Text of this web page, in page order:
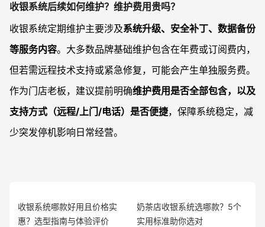
收银系统后续如何维护？维护费用贵吗？
收银系统定期维护主要涉及系统升级、安全补丁、数据备份
等服务内容。大多数品牌基础维护包含在年费或订阅费内，
但若需远程技术支持或紧急修复，可能会产生单独服务费。
作为门店老板，建议提前明确维护费用是否全部包含，以及
支持方式（远程/上门/电话）是否便捷，保障系统稳定，减
少突发停机影响日常经营。
收银系统哪款好用且价格实
惠？选型指南与体验评价
奶茶店收银系统选哪款？5个
实用标准助你选对